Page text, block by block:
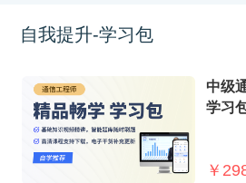
自我提升-学习包
中级
学习
￥